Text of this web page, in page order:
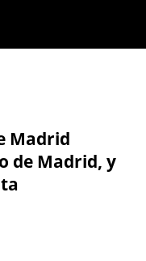
Madrid
de Madrid, y